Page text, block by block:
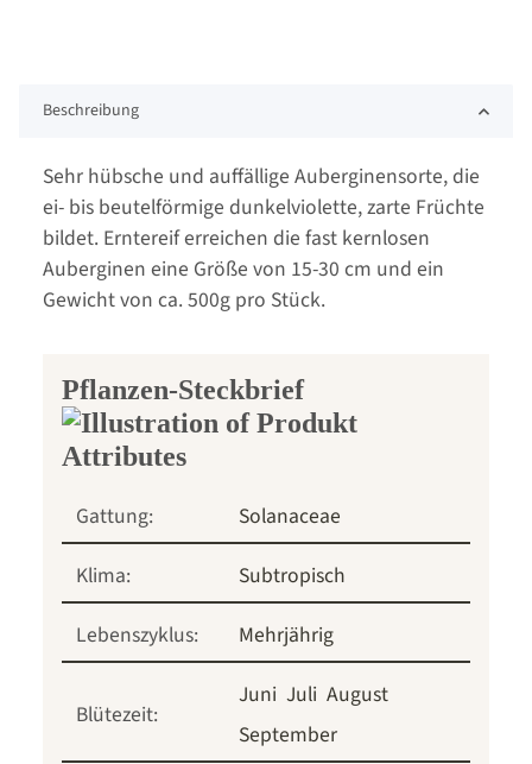
Beschreibung
Sehr hübsche und auffällige Auberginensorte, die
ei- bis beutelförmige dunkelviolette, zarte Früchte
bildet. Erntereif erreichen die fast kernlosen
Auberginen eine Größe von 15-30 cm und ein
Gewicht von ca. 500g pro Stück.
Pflanzen-Steckbrief
Gattung:
Solanaceae
Klima:
Subtropisch
Lebenszyklus:
Mehrjährig
Blütezeit:
Juni Juli August
September